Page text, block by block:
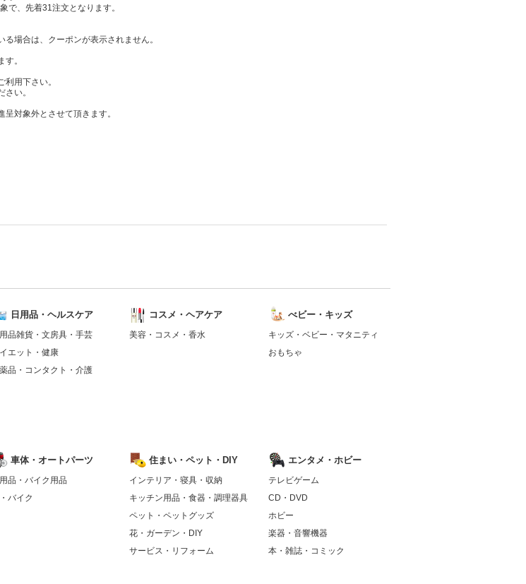
、先着31注文となります。
場合は、クーポンが表示されません。
。
用下さい。
い。
対象外とさせて頂きます。
日用品・ヘルスケア
品雑貨・文房具・手芸
エット・健康
品・コンタクト・介護
コスメ・ヘアケア
美容・コスメ・香水
べビー・キッズ
キッズ・ベビー・マタニティ
おもちゃ
車体・オートパーツ
品・バイク用品
バイク
住まい・ペット・DIY
インテリア・寝具・収納
キッチン用品・食器・調理器具
ペット・ペットグッズ
花・ガーデン・DIY
サービス・リフォーム
エンタメ・ホビー
テレビゲーム
CD・DVD
ホビー
楽器・音響機器
本・雑誌・コミック